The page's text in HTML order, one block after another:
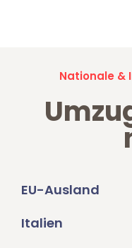
Nationale &
EU-Ausland
Italien